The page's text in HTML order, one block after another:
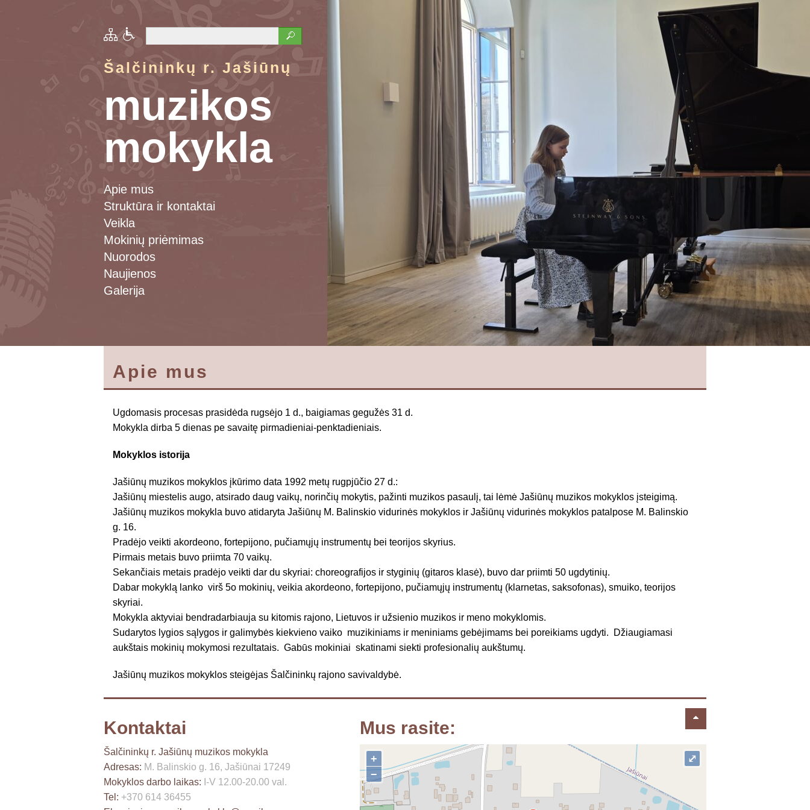
Šalčininkų r. Jašiūnų
muzikos
mokykla
Apie mus
Struktūra ir kontaktai
Veikla
Mokinių priėmimas
Nuorodos
Naujienos
Galerija
Apie mus
Ugdomasis procesas prasidėda rugsėjo 1 d., baigiamas gegužės 31 d.
Mokykla dirba 5 dienas pe savaitę pirmadieniai-penktadieniais.
Mokyklos istorija
Jašiūnų muzikos mokyklos įkūrimo data 1992 metų rugpjūčio 27 d.:
Jašiūnų miestelis augo, atsirado daug vaikų, norinčių mokytis, pažinti muzikos pasaulį, tai lėmė Jašiūnų muzikos mokyklos įsteigimą.
Jašiūnų muzikos mokykla buvo atidaryta Jašiūnų M. Balinskio vidurinės mokyklos ir Jašiūnų vidurinės mokyklos patalpose M. Balinskio
g. 16.
Pradėjo veikti akordeono, fortepijono, pučiamųjų instrumentų bei teorijos skyrius.
Pirmais metais buvo priimta 70 vaikų.
Sekančiais metais pradėjo veikti dar du skyriai: choreografijos ir styginių (gitaros klasė), buvo dar priimti 50 ugdytinių.
Dabar mokyklą lanko virš 5o mokinių, veikia akordeono, fortepijono, pučiamųjų instrumentų (klarnetas, saksofonas), smuiko, teorijos
skyriai.
Mokykla aktyviai bendradarbiauja su kitomis rajono, Lietuvos ir užsienio muzikos ir meno mokyklomis.
Sudarytos lygios sąlygos ir galimybės kiekvieno vaiko muzikiniams ir meniniams gebėjimams bei poreikiams ugdyti. Džiaugiamasi
aukštais mokinių mokymosi rezultatais. Gabūs mokiniai skatinami siekti profesionalių aukštumų.
Jašiūnų muzikos mokyklos steigėjas Šalčininkų rajono savivaldybė.
Kontaktai
Šalčininkų r. Jašiūnų muzikos mokykla
Adresas: M. Balinskio g. 16, Jašiūnai 17249
Mokyklos darbo laikas: I-V 12.00-20.00 val.
Tel: +370 614 36455
Mus rasite:
+
−
⤢